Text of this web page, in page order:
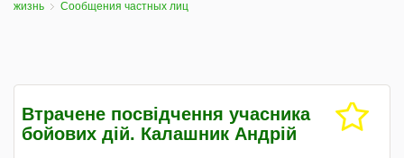
жизнь
Сообщения частных лиц
Втрачене посвідчення учасника
бойових дій. Калашник Андрій